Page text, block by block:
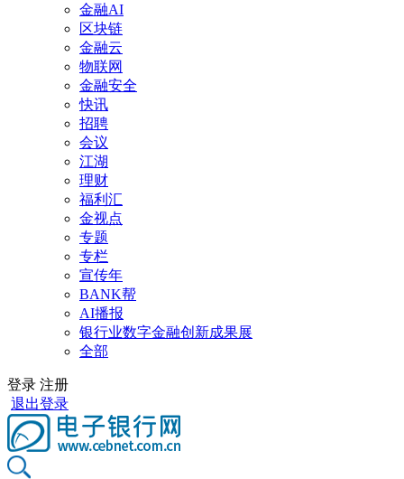
金融AI
区块链
金融云
物联网
金融安全
快讯
招聘
会议
江湖
理财
福利汇
金视点
专题
专栏
宣传年
BANK帮
AI播报
银行业数字金融创新成果展
全部
登录 注册
退出登录